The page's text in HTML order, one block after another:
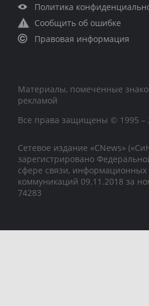
Политика
Сообщить об ошибке
Правовая информация
Материалы, помеченные
рекламой
Все права защищены © 1995 –
Сетевое издание «CNews»
зарегистрировано
сфере связи, информационных
коммуникаций 09.11.2018 за
74283